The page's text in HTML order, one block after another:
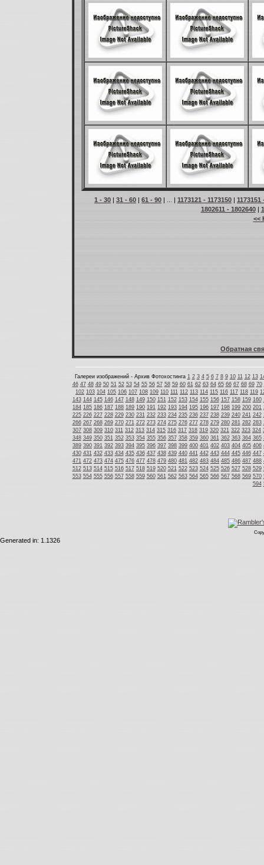
1 - 30 | 31 - 60 | 61 - 90 | ... | 1173121 - 1173150 | 1173151
1802611 - 1802640|
<<
Обратная
Галереи изображений - Архив Фотохостинга 1 2 3 4 5 6 7 8 9 10 11 12 13
46 47 48 49 50 51 52 53 54 55 56 57 58 59 60 61 62 63 64 65 66 67 68 69 70
102 103 104 105 106 107 108 109 110 111 112 113 114 115 116 117 118 119
143 144 145 146 147 148 149 150 151 152 153 154 155 156 157 158 159 160
184 185 186 187 188 189 190 191 192 193 194 195 196 197 198 199 200 201
225 226 227 228 229 230 231 232 233 234 235 236 237 238 239 240 241 242
266 267 268 269 270 271 272 273 274 275 276 277 278 279 280 281 282 283
307 308 309 310 311 312 313 314 315 316 317 318 319 320 321 322 323 324
348 349 350 351 352 353 354 355 356 357 358 359 360 361 362 363 364 365
389 390 391 392 393 394 395 396 397 398 399 400 401 402 403 404 405 406
430 431 432 433 434 435 436 437 438 439 440 441 442 443 444 445 446 447
471 472 473 474 475 476 477 478 479 480 481 482 483 484 485 486 487 488
512 513 514 515 516 517 518 519 520 521 522 523 524 525 526 527 528 529
553 554 555 556 557 558 559 560 561 562 563 564 565 566 567 568 569 570
594
Generated in: 1.1326